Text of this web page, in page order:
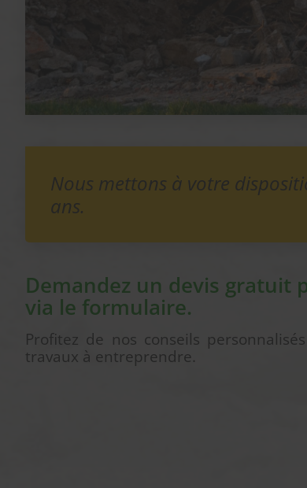
Nous mettons à votre
ans.
Demandez un devis gratuit
via le formulaire.
Profitez de nos conseils
travaux à entreprendre.